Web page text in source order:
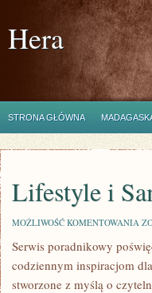
Hera
STRONA GŁÓWNA
Lifestyle i
MOŻLIWOŚĆ KOMENTOWANIA
Serwis poradnikowy
codziennym inspiracjom
stworzone z myślą o